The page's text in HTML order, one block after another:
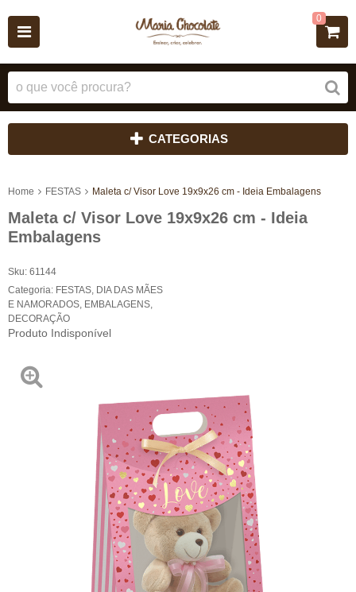
0
CATEGORIAS
Home FESTAS Maleta c/ Visor Love 19x9x26 cm - Ideia Embalagens
Maleta c/ Visor Love 19x9x26 cm - Ideia
Embalagens
Sku: 61144
Categoria: FESTAS DIA DAS MÃES
E NAMORADOS EMBALAGENS
DECORAÇÃO
Produto Indisponível